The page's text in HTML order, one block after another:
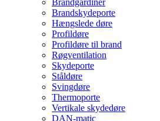
Brandgardiner
Brandskydeporte
Hængslede døre
Profildøre
Profildøre til brand
Røgventilation
Skydeporte
Ståldøre
Svingdøre
Thermoporte
Vertikale skydedøre
DAN-matic